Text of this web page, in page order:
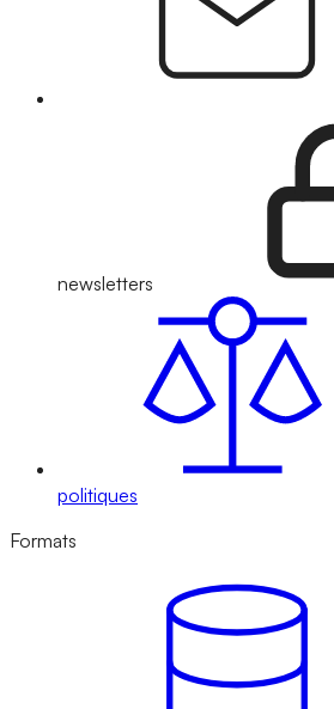
newsletters
politiques
Formats